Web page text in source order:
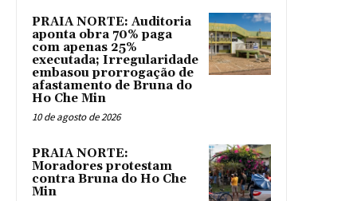
PRAIA NORTE: Auditoria
aponta obra 70% paga
com apenas 25%
executada; Irregularidade
embasou prorrogação de
afastamento de Bruna do
Ho Che Min
10 de agosto de 2026
PRAIA NORTE:
Moradores protestam
contra Bruna do Ho Che
Min